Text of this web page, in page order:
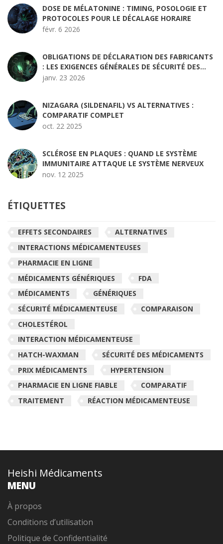
DOSE DE MÉLATONINE : TIMING, POSOLOGIE ET
PROTOCOLES POUR LE DÉCALAGE HORAIRE
févr. 6 2026
OBLIGATIONS DE DÉCLARATION DES FABRICANTS
: LES EXIGENCES GÉNÉRALES DE SÉCURITÉ DES
ENTREPRISES
janv. 23 2026
NIZAGARA (SILDENAFIL) VS ALTERNATIVES :
COMPARATIF COMPLET
oct. 22 2025
SCLÉROSE EN PLAQUES : QUAND LE SYSTÈME
IMMUNITAIRE ATTAQUE LE SYSTÈME NERVEUX
nov. 12 2025
ÉTIQUETTES
EFFETS SECONDAIRES
ALTERNATIVES
INTERACTIONS MÉDICAMENTEUSES
PHARMACIE EN LIGNE
MÉDICAMENTS GÉNÉRIQUES
FDA
MÉDICAMENTS
GÉNÉRIQUES
SÉCURITÉ MÉDICAMENTEUSE
COMPARAISON
CHOLESTÉROL
INTERACTION MÉDICAMENTEUSE
HATCH-WAXMAN
SÉCURITÉ DES MÉDICAMENTS
PRIX MÉDICAMENTS
HYPERTENSION
PHARMACIE EN LIGNE FIABLE
COMPARATIF
TRAITEMENT
RÉACTION MÉDICAMENTEUSE
Heishi Médicaments
MENU
À propos
Conditions d’utilisation
Politique de Confidentialité